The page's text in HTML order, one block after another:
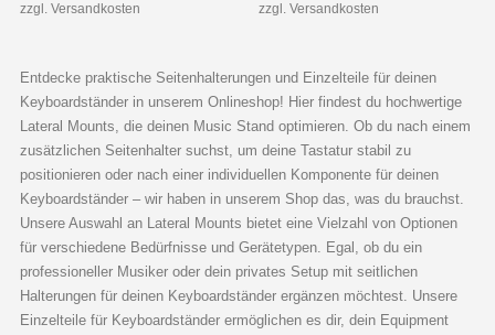
zzgl. Versandkosten zzgl. Versandkosten
Entdecke praktische Seitenhalterungen und Einzelteile für deinen
Keyboardständer in unserem Onlineshop! Hier findest du hochwertige
Lateral Mounts, die deinen Music Stand optimieren. Ob du nach einem
zusätzlichen Seitenhalter suchst, um deine Tastatur stabil zu
positionieren oder nach einer individuellen Komponente für deinen
Keyboardständer – wir haben in unserem Shop das, was du brauchst.
Unsere Auswahl an Lateral Mounts bietet eine Vielzahl von Optionen
für verschiedene Bedürfnisse und Gerätetypen. Egal, ob du ein
professioneller Musiker oder dein privates Setup mit seitlichen
Halterungen für deinen Keyboardständer ergänzen möchtest. Unsere
Einzelteile für Keyboardständer ermöglichen es dir, dein Equipment